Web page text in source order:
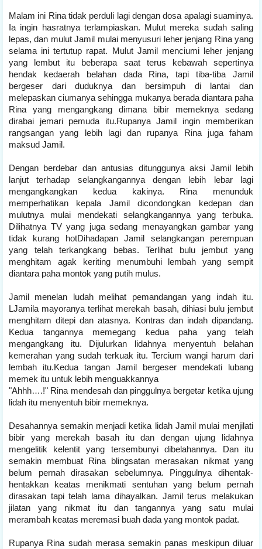
Malam ini Rina tidak perduli lagi dengan dosa apalagi suaminya.
Ia ingin hasratnya terlampiaskan. Mulut mereka sudah saling
lepas, dan mulut Jamil mulai menyusuri leher jenjang Rina yang
selama ini tertutup rapat. Mulut Jamil menciumi leher jenjang
yang lembut itu beberapa saat terus kebawah sepertinya
hendak kedaerah belahan dada Rina, tapi tiba-tiba Jamil
bergeser dari duduknya dan bersimpuh di lantai dan
melepaskan ciumanya sehingga mukanya berada diantara paha
Rina yang mengangkang dimana bibir memeknya sedang
dirabai jemari pemuda itu.Rupanya Jamil ingin memberikan
rangsangan yang lebih lagi dan rupanya Rina juga faham
maksud Jamil.
Dengan berdebar dan antusias ditunggunya aksi Jamil lebih
lanjut terhadap selangkangannya dengan lebih lebar lagi
mengangkangkan kedua kakinya. Rina menunduk
memperhatikan kepala Jamil dicondongkan kedepan dan
mulutnya mulai mendekati selangkangannya yang terbuka.
Dilihatnya TV yang juga sedang menayangkan gambar yang
tidak kurang hotDihadapan Jamil selangkangan perempuan
yang telah terkangkang bebas. Terlihat bulu jembut yang
menghitam agak keriting menumbuhi lembah yang sempit
diantara paha montok yang putih mulus.
Jamil menelan ludah melihat pemandangan yang indah itu.
LJamila mayoranya terlihat merekah basah, dihiasi bulu jembut
menghitam ditepi dan atasnya. Kontras dan indah dipandang.
Kedua tangannya memegang kedua paha yang telah
mengangkang itu. Dijulurkan lidahnya menyentuh belahan
kemerahan yang sudah terkuak itu. Tercium wangi harum dari
lembah itu.Kedua tangan Jamil bergeser mendekati lubang
memek itu untuk lebih menguakkannya
"Ahhh….!" Rina mendesah dan pinggulnya bergetar ketika ujung
lidah itu menyentuh bibir memeknya.
Desahannya semakin menjadi ketika lidah Jamil mulai menjilati
bibir yang merekah basah itu dan dengan ujung lidahnya
mengelitik kelentit yang tersembunyi dibelahannya. Dan itu
semakin membuat Rina blingsatan merasakan nikmat yang
belum pernah dirasakan sebelumnya. Pinggulnya dihentak-
hentakkan keatas menikmati sentuhan yang belum pernah
dirasakan tapi telah lama dihayalkan. Jamil terus melakukan
jilatan yang nikmat itu dan tangannya yang satu mulai
merambah keatas meremasi buah dada yang montok padat.
Rupanya Rina sudah merasa semakin panas meskipun diluar